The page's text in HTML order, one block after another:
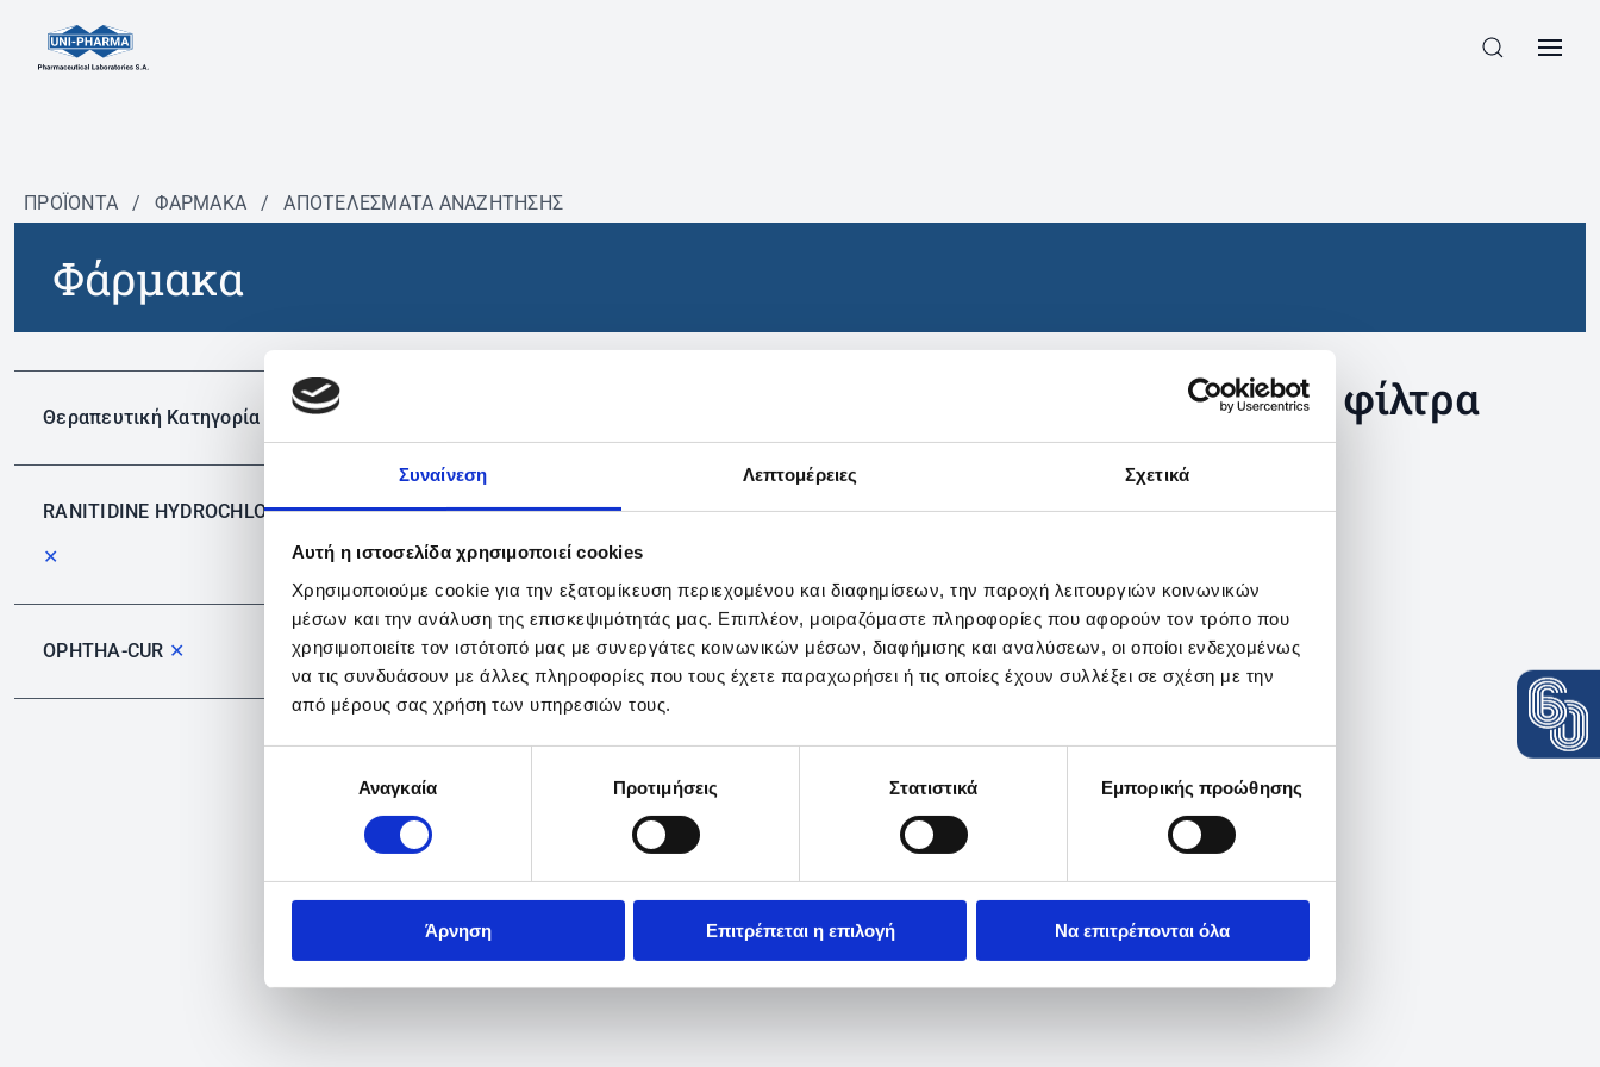
Συναίνεση Λεπτομέρειες Σχετικά
Αυτή η ιστοσελίδα χρησιμοποιεί cookies
Χρησιμοποιούμε cookie για την εξατομίκευση περιεχομένου και διαφημίσεων, την παροχή λειτουργιών κοινωνικών
μέσων και την ανάλυση της επισκεψιμότητάς μας. Επιπλέον, μοιραζόμαστε πληροφορίες που αφορούν τον τρόπο που
χρησιμοποιείτε τον ιστότοπό μας με συνεργάτες κοινωνικών μέσων, διαφήμισης και αναλύσεων, οι οποίοι ενδεχομένως
να τις συνδυάσουν με άλλες πληροφορίες που τους έχετε παραχωρήσει ή τις οποίες έχουν συλλέξει σε σχέση με την
από μέρους σας χρήση των υπηρεσιών τους.
συγκατάθεσηςΑναγκαία Προτιμήσεις Στατιστικά Εμπορικής προώθησης
Άρνηση Επιτρέπεται η επιλογή Να επιτρέπονται όλα
ΠΡΟΪΟΝΤΑ / ΦΆΡΜΑΚΑ / ΑΠΟΤΕΛΕΣΜΑΤΑ ΑΝΑΖΗΤΗΣΗΣ
Φάρμακα
Θεραπευτική Κατηγορία
RANITIDINE HYDROCHLORIDE
✕
OPHTHA-CUR ✕
Δεν βρέθηκαν προϊόντα με τα συγκεκριμένα φίλτρα